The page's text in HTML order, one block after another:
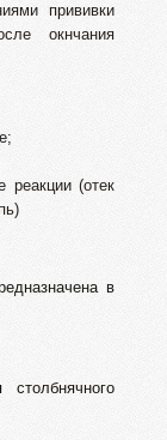
прививки
окнчания
реакции (отек
в